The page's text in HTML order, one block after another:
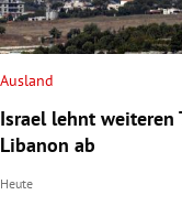
Ausland
Israel lehnt weiteren
Libanon ab
Heute